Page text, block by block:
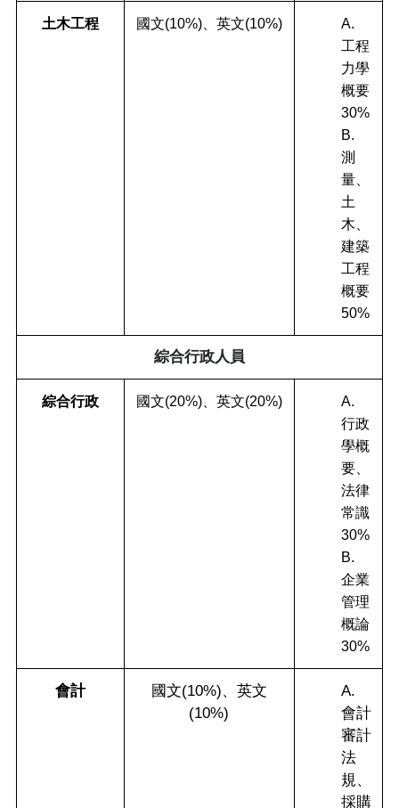
土木工程 國文(10%)、英文(10%)
A.
工程
力學
概要
30%
B.
測
量、
土
木、
建築
工程
概要
50%
綜合行政人員
綜合行政 國文(20%)、英文(20%)
A.
行政
學概
要、
法律
常識
30%
B.
企業
管理
概論
30%
會計
國文(10%)、英文
(10%)
A.
會計
審計
法
規、
採購